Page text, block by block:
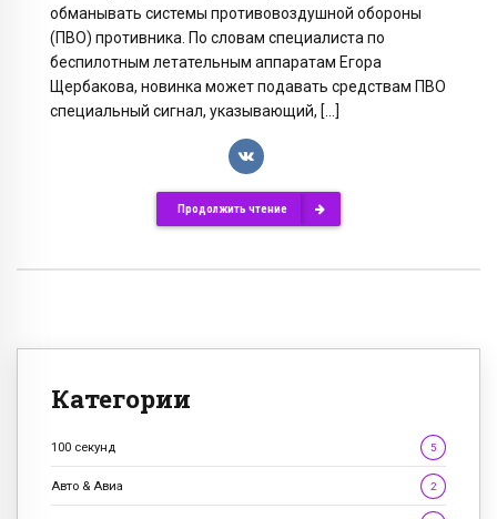
обманывать системы противовоздушной обороны
(ПВО) противника. По словам специалиста по
беспилотным летательным аппаратам Егора
Щербакова, новинка может подавать средствам ПВО
специальный сигнал, указывающий, […]
Продолжить чтение
Категории
100 секунд 5
Авто & Авиа 2